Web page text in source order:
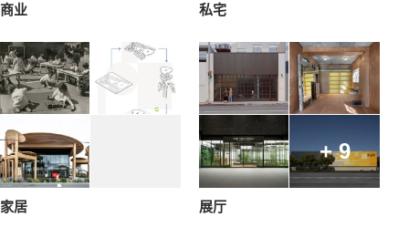
商业 私宅
家居
+ 9
展厅